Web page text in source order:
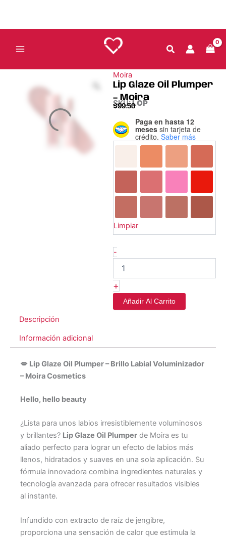
contenido
Moira
Lip Glaze Oil Plumper
– Moira
SKU:LOP
$99.50
Paga en hasta 12
meses sin tarjeta de
crédito. Saber más
Limpiar
-
Lip
Glaze
Oil
Moira
+
Añadir Al Carrito
Descripción
Información adicional
💋 Lip Glaze Oil Plumper – Brillo Labial Voluminizador
– Moira Cosmetics
Hello, hello beauty
¿Lista para unos labios irresistiblemente voluminosos
y brillantes? Lip Glaze Oil Plumper de Moira es tu
aliado perfecto para lograr un efecto de labios más
llenos, hidratados y suaves en una sola aplicación. Su
fórmula innovadora combina ingredientes naturales y
tecnología avanzada para ofrecer resultados visibles
al instante.
Infundido con extracto de raíz de jengibre,
proporciona una sensación de calor que estimula la